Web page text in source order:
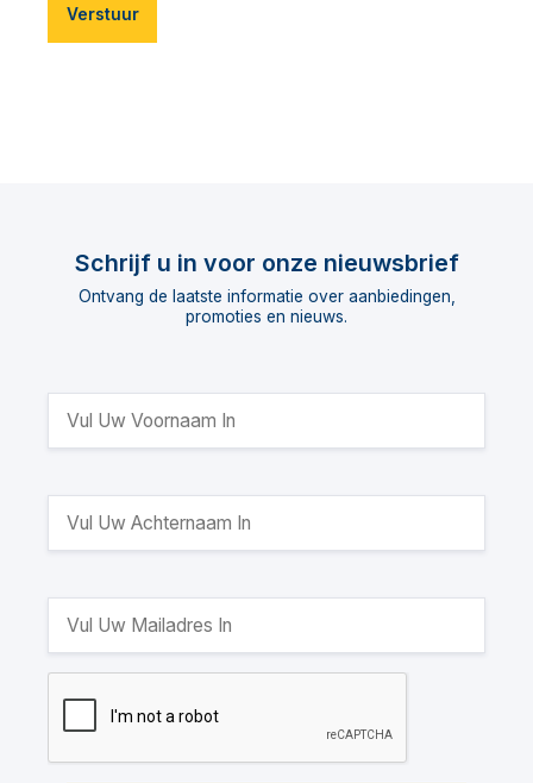
Verstuur
Schrijf u in voor onze nieuwsbrief
Ontvang de laatste informatie over aanbiedingen,
promoties en nieuws.